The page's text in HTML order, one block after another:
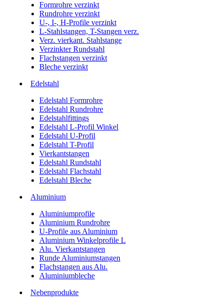
Formrohre verzinkt
Rundrohre verzinkt
U-, I-, H-Profile verzinkt
L-Stahlstangen, T-Stangen verz.
Verz. vierkant. Stahlstange
Verzinkter Rundstahl
Flachstangen verzinkt
Bleche verzinkt
Edelstahl
Edelstahl Formrohre
Edelstahl Rundrohre
Edelstahlfittings
Edelstahl L-Profil Winkel
Edelstahl U-Profil
Edelstahl T-Profil
Vierkantstangen
Edelstahl Rundstahl
Edelstahl Flachstahl
Edelstahl Bleche
Aluminium
Aluminiumprofile
Aluminium Rundrohre
U-Profile aus Aluminium
Aluminium Winkelprofile L
Alu. Vierkantstangen
Runde Aluminiumstangen
Flachstangen aus Alu.
Aluminiumbleche
Nebenprodukte